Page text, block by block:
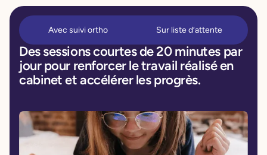
Avec suivi ortho Sur liste d’attente
Des sessions courtes de 20 minutes par
jour pour renforcer le travail réalisé en
cabinet et accélérer les progrès.